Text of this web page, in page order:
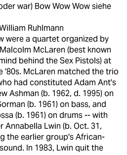
war) Bow Wow Wow siehe
Ruhlmann
were a quartet organized by
McLaren (best known
behind the Sex Pistols) at
'80s. McLaren matched the trio
had constituted Adam Ant's
Ashman (b. 1962, d. 1995) on
(b. 1961) on bass, and
(b. 1961) on drums -- with
Annabella Lwin (b. Oct. 31,
the earlier group's African-
In 1983, Lwin quit the